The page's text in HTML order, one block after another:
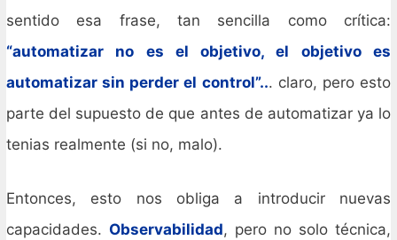
sentido esa frase, tan sencilla como crítica:
“automatizar no es el objetivo, el objetivo es
automatizar sin perder el control”... claro, pero esto
parte del supuesto de que antes de automatizar ya lo
tenias realmente (si no, malo).
Entonces, esto nos obliga a introducir nuevas
capacidades. Observabilidad, pero no solo técnica,